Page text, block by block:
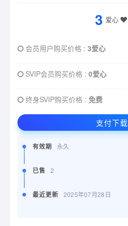
3 爱心
会员用户购买价格 : 3爱心
SVIP会员购买价格 : 0爱心
终身SVIP购买价格 : 免费
支付下载
有效期 永久
已售 2
最近更新 2025年07月28日